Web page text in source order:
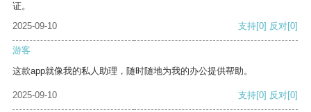
证。
2025-09-10
支持[0] 反对[0]
游客
这款app就像我的私人助理，随时随地为我的办公提供帮助。
2025-09-10 支持[0] 反对[0]